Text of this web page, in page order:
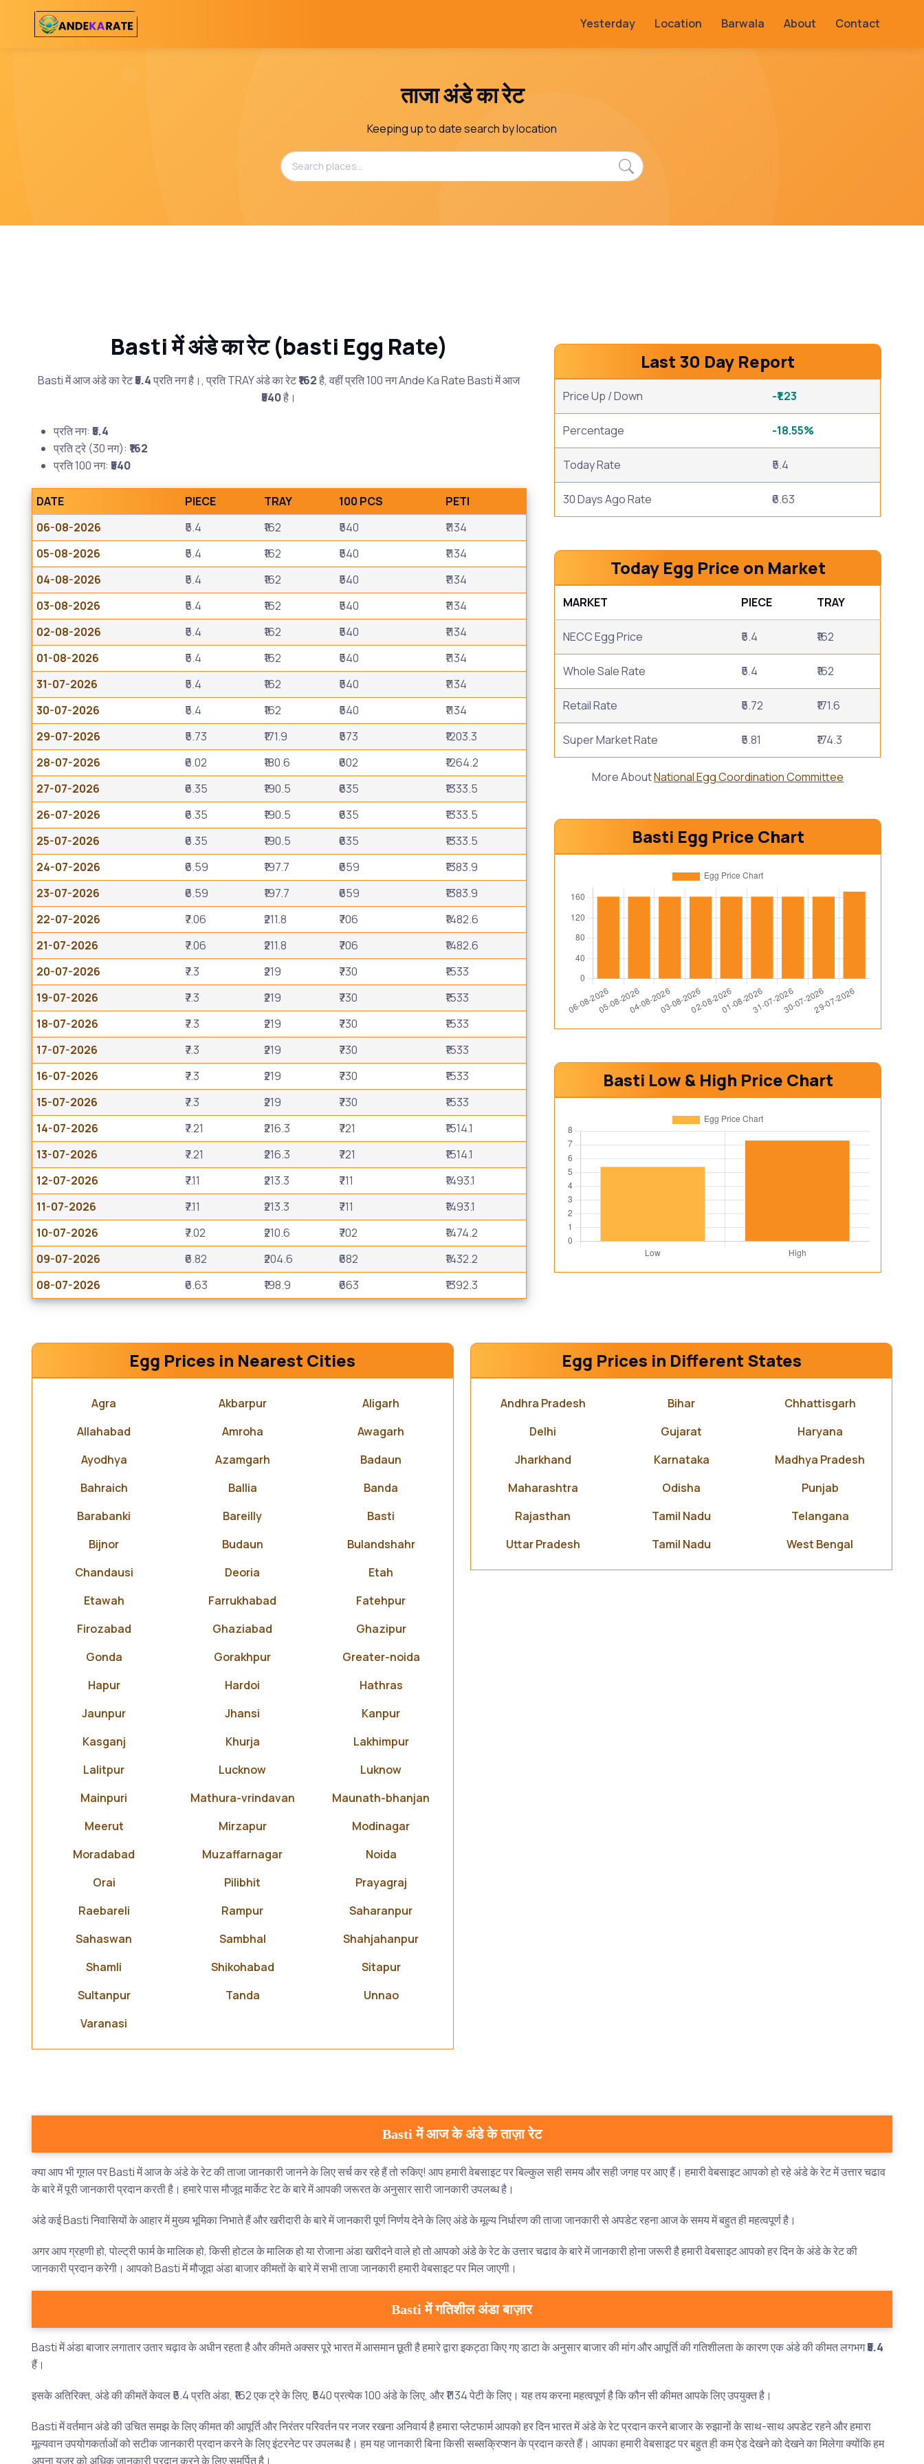
Yesterday Location Barwala About Contact
ताजा अंडे का रेट
Keeping up to date search by location
Basti में अंडे का रेट (basti Egg Rate)
Basti में आज अंडे का रेट₹5.4प्रति नग है।, प्रति TRAY अंडे का रेट₹162है, वहीं प्रति 100 नग Ande Ka Rate Basti में आज
₹540है।
प्रति नग: ₹5.4
प्रति ट्रे (30 नग): ₹162
प्रति 100 नग: ₹540
DATE PIECE TRAY 100 PCS
PETI
06-08-2026
₹5.4 ₹162 ₹540
₹1134
05-08-2026
₹5.4 ₹162 ₹540
₹1134
04-08-2026
₹5.4 ₹162 ₹540
₹1134
03-08-2026
₹5.4 ₹162 ₹540
₹1134
02-08-2026
₹5.4 ₹162 ₹540
₹1134
01-08-2026
₹5.4 ₹162 ₹540
₹1134
31-07-2026
₹5.4 ₹162 ₹540
₹1134
30-07-2026
₹5.4 ₹162 ₹540
₹1134
29-07-2026
₹5.73 ₹171.9 ₹573
₹1203.3
28-07-2026
₹6.02 ₹180.6 ₹602
₹1264.2
27-07-2026
₹6.35 ₹190.5 ₹635
₹1333.5
26-07-2026
₹6.35 ₹190.5 ₹635
₹1333.5
25-07-2026
₹6.35 ₹190.5 ₹635
₹1333.5
24-07-2026
₹6.59 ₹197.7 ₹659
₹1383.9
23-07-2026
₹6.59 ₹197.7 ₹659
₹1383.9
22-07-2026
₹7.06 ₹211.8 ₹706
₹1482.6
21-07-2026
₹7.06 ₹211.8 ₹706
₹1482.6
20-07-2026
₹7.3 ₹219 ₹730
₹1533
19-07-2026
₹7.3 ₹219 ₹730
₹1533
18-07-2026
₹7.3 ₹219 ₹730
₹1533
17-07-2026
₹7.3 ₹219 ₹730
₹1533
16-07-2026
₹7.3 ₹219 ₹730
₹1533
15-07-2026
₹7.3 ₹219 ₹730
₹1533
14-07-2026
₹7.21 ₹216.3 ₹721
₹1514.1
13-07-2026
₹7.21 ₹216.3 ₹721
₹1514.1
12-07-2026
₹7.11 ₹213.3 ₹711
₹1493.1
11-07-2026
₹7.11 ₹213.3 ₹711
₹1493.1
10-07-2026
₹7.02 ₹210.6 ₹702
₹1474.2
09-07-2026
₹6.82 ₹204.6 ₹682
₹1432.2
08-07-2026
₹6.63 ₹198.9 ₹663 ₹1392.3
Last 30 Day Report
Price Up / Down -₹1.23
Percentage -18.55%
Today Rate ₹5.4
30 Days Ago Rate ₹6.63
Today Egg Price on Market
MARKET PIECE TRAY
NECC Egg Price ₹5.4 ₹162
Whole Sale Rate ₹5.4 ₹162
Retail Rate ₹5.72 ₹171.6
Super Market Rate ₹5.81 ₹174.3
More AboutNational Egg Coordination Committee
Basti Egg Price Chart
Basti Low & High Price Chart
Egg Prices in Nearest Cities
Agra Akbarpur
Aligarh
Allahabad
Amroha
Awagarh
Ayodhya
Azamgarh
Badaun
Bahraich
Ballia
Banda
Barabanki
Bareilly
Basti
Bijnor
Budaun
Bulandshahr
Chandausi
Deoria
Etah
Etawah
Farrukhabad
Fatehpur
Firozabad
Ghaziabad
Ghazipur
Gonda
Gorakhpur
Greater-noida
Hapur
Hardoi
Hathras
Jaunpur
Jhansi
Kanpur
Kasganj
Khurja
Lakhimpur
Lalitpur
Lucknow
Luknow
Mainpuri
Mathura-vrindavan
Maunath-bhanjan
Meerut
Mirzapur
Modinagar
Moradabad
Muzaffarnagar
Noida
Orai
Pilibhit
Prayagraj
Raebareli
Rampur
Saharanpur
Sahaswan
Sambhal
Shahjahanpur
Shamli
Shikohabad
Sitapur
Sultanpur
Tanda
Unnao
Varanasi
Egg Prices in Different States
Andhra Pradesh Bihar
Chhattisgarh
Delhi
Gujarat
Haryana
Jharkhand
Karnataka
Madhya Pradesh
Maharashtra
Odisha
Punjab
Rajasthan
Tamil Nadu
Telangana
Uttar Pradesh
Tamil Nadu West Bengal
Basti में आज के अंडे के ताज़ा रेट
क्या आप भी गूगल पर Basti में आज के अंडे के रेट की ताजा जानकारी जानने के लिए सर्च कर रहे हैं तो रुकिए! आप हमारी वेबसाइट पर बिल्कुल सही समय और सही जगह पर आए हैं। हमारी वेबसाइट आपको हो रहे अंडे के रेट में उत्तार चढाव
के बारे में पूरी जानकारी प्रदान करती है। हमारे पास मौजूद मार्केट रेट के बारे में आपकी जरूरत के अनुसार सारी जानकारी उपलब्ध है।
अंडे कई Basti निवासियों के आहार में मुख्य भूमिका निभाते हैं और खरीदारी के बारे में जानकारी पूर्ण निर्णय देने के लिए अंडे के मूल्य निर्धारण की ताजा जानकारी से अपडेट रहना आज के समय में बहुत ही महत्वपूर्ण है।
अगर आप ग्रहणी हो, पोल्ट्री फार्म के मालिक हो, किसी होटल के मालिक हो या रोजाना अंडा खरीदने वाले हो तो आपको अंडे के रेट के उत्तार चढाव के बारे में जानकारी होना जरूरी है हमारी वेबसाइट आपको हर दिन के अंडे के रेट की
जानकारी प्रदान करेगी। आपको Basti में मौजूदा अंडा बाजार कीमतों के बारे में सभी ताजा जानकारी हमारी वेबसाइट पर मिल जाएगी।
Basti में गतिशील अंडा बाज़ार
Basti में अंडा बाजार लगातार उतार चढ़ाव के अधीन रहता है और कीमते अक्सर पूरे भारत में आसमान छूती है हमारे द्वारा इकट्ठा किए गए डाटा के अनुसार बाजार की मांग और आपूर्ति की गतिशीलता के कारण एक अंडे की कीमत लगभग₹5.4
हैं।
इसके अतिरिक्त, अंडे की कीमतें केवल ₹5.4 प्रति अंडा, ₹162 एक ट्रे के लिए, ₹540 प्रत्येक 100 अंडे के लिए, और ₹1134 पेटी के लिए। यह तय करना महत्वपूर्ण है कि कौन सी कीमत आपके लिए उपयुक्त है।
Basti में वर्तमान अंडे की उचित समझ के लिए कीमत की आपूर्ति और निरंतर परिवर्तन पर नजर रखना अनिवार्य है हमारा प्लेटफार्म आपको हर दिन भारत में अंडे के रेट प्रदान करने बाजार के रुझानों के साथ-साथ अपडेट रहने और हमारा
मूल्यवान उपयोगकर्ताओं को सटीक जानकारी प्रदान करने के लिए इंटरनेट पर उपलब्ध है। हम यह जानकारी बिना किसी सब्सक्रिप्शन के प्रदान करते हैं। आपका हमारी वेबसाइट पर बहुत ही कम ऐड देखने को देखने का मिलेगा क्योंकि हम
अपना यूजर को अधिक जानकारी प्रदान करने के लिए समर्पित है।